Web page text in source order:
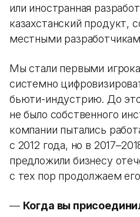
или иностранная
казахстанский продукт,
местными
Мы стали первыми
системно
бьюти-индустрию. До
не было собственного
компании пытались
с 2012 года, но в
предложили бизнесу
с тех пор продолжаем
— Когда вы